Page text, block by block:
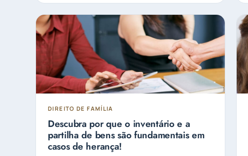
DIREITO DE FAMÍLIA
Descubra por que o inventário e a
partilha de bens são fundamentais em
casos de herança!